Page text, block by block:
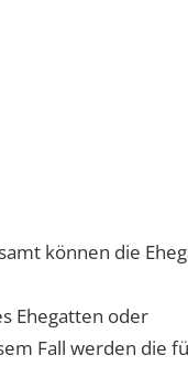
können die
Ehegatten oder
Fall werden die